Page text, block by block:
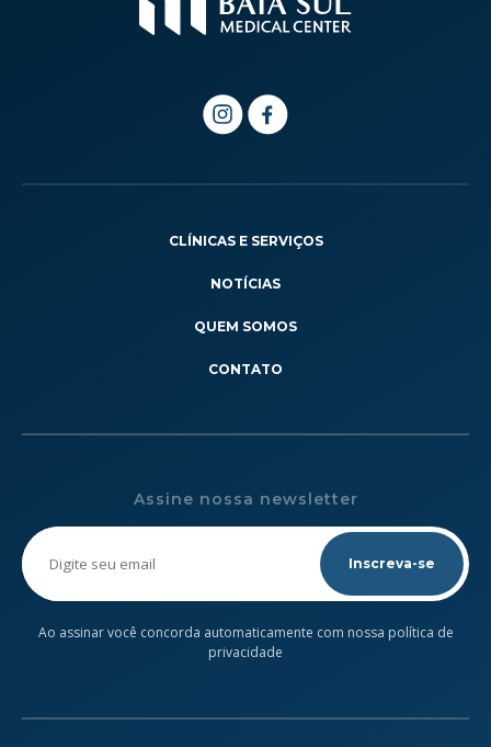
CLÍNICAS E SERVIÇOS
NOTÍCIAS
QUEM SOMOS
CONTATO
Assine nossa newsletter
Please
leave
this
field
Ao assinar você concorda automaticamente com nossa política de
privacidade